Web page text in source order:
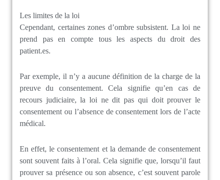
Les limites de la loi
Cependant, certaines zones d’ombre subsistent. La loi ne
prend pas en compte tous les aspects du droit des
patient.es.
Par exemple, il n’y a aucune définition de la charge de la
preuve du consentement. Cela signifie qu’en cas de
recours judiciaire, la loi ne dit pas qui doit prouver le
consentement ou l’absence de consentement lors de l’acte
médical.
En effet, le consentement et la demande de consentement
sont souvent faits à l’oral. Cela signifie que, lorsqu’il faut
prouver sa présence ou son absence, c’est souvent parole